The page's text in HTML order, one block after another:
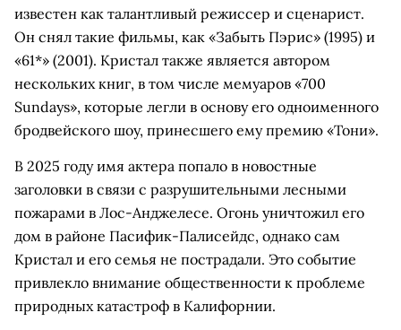
известен как талантливый режиссер и сценарист.
Он снял такие фильмы, как «Забыть Пэрис» (1995) и
«61*» (2001). Кристал также является автором
нескольких книг, в том числе мемуаров «700
Sundays», которые легли в основу его одноименного
бродвейского шоу, принесшего ему премию «Тони».
В 2025 году имя актера попало в новостные
заголовки в связи с разрушительными лесными
пожарами в Лос-Анджелесе. Огонь уничтожил его
дом в районе Пасифик-Палисейдс, однако сам
Кристал и его семья не пострадали. Это событие
привлекло внимание общественности к проблеме
природных катастроф в Калифорнии.